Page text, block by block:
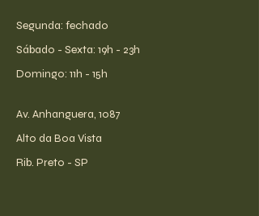
Segunda: fechado
​​Sábado - Sexta: 19h - 23h
​Domingo: 11h - 15h
Av. Anhanguera, 1087
Alto da Boa Vista
Rib. Preto - SP